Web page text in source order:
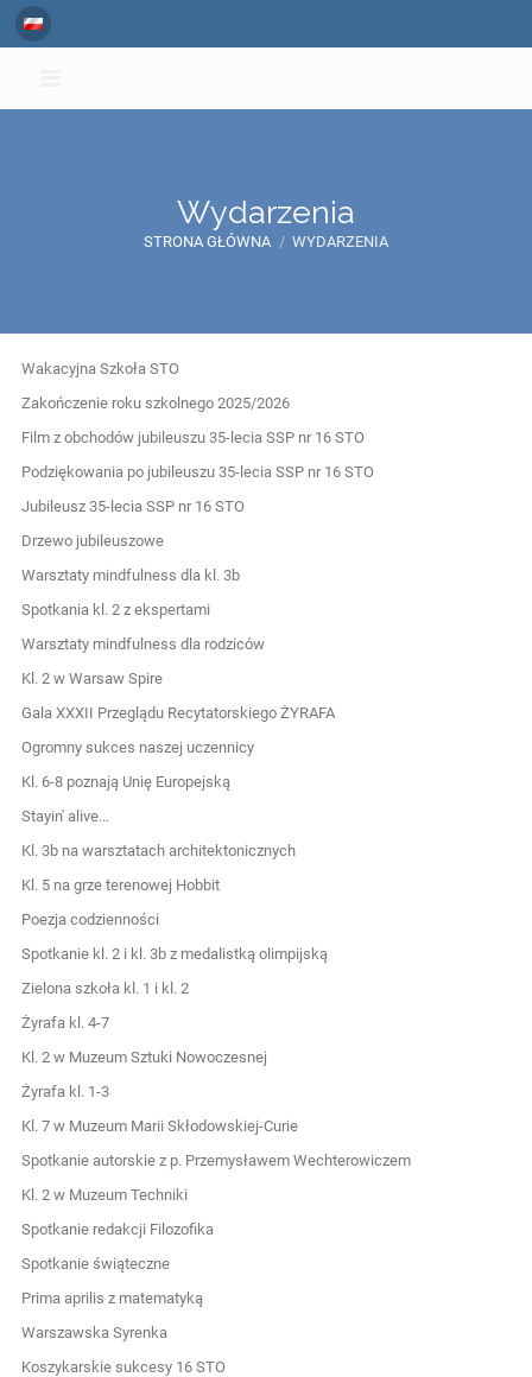
Wydarzenia
STRONA GŁÓWNA / WYDARZENIA
Wydarzenia
Wakacyjna Szkoła STO
Zakończenie roku szkolnego 2025/2026
Film z obchodów jubileuszu 35-lecia SSP nr 16 STO
Podziękowania po jubileuszu 35-lecia SSP nr 16 STO
Jubileusz 35-lecia SSP nr 16 STO
Drzewo jubileuszowe
Warsztaty mindfulness dla kl. 3b
Spotkania kl. 2 z ekspertami
Warsztaty mindfulness dla rodziców
Kl. 2 w Warsaw Spire
Gala XXXII Przeglądu Recytatorskiego ŻYRAFA
Ogromny sukces naszej uczennicy
Kl. 6-8 poznają Unię Europejską
Stayin' alive...
Kl. 3b na warsztatach architektonicznych
Kl. 5 na grze terenowej Hobbit
Poezja codzienności
Spotkanie kl. 2 i kl. 3b z medalistką olimpijską
Zielona szkoła kl. 1 i kl. 2
Żyrafa kl. 4-7
Kl. 2 w Muzeum Sztuki Nowoczesnej
Żyrafa kl. 1-3
Kl. 7 w Muzeum Marii Skłodowskiej-Curie
Spotkanie autorskie z p. Przemysławem Wechterowiczem
Kl. 2 w Muzeum Techniki
Spotkanie redakcji Filozofika
Spotkanie świąteczne
Prima aprilis z matematyką
Warszawska Syrenka
Koszykarskie sukcesy 16 STO